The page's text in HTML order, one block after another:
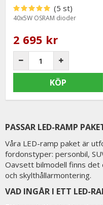
(5 st)
40x5W OSRAM dioder
2 695 kr
KÖP
PASSAR LED-RAMP
Våra LED-ramp paket är
fordonstyper: personbil,
Oavsett bilmodell finns det
och skylthållarmontering.
VAD INGÅR I ETT LED-